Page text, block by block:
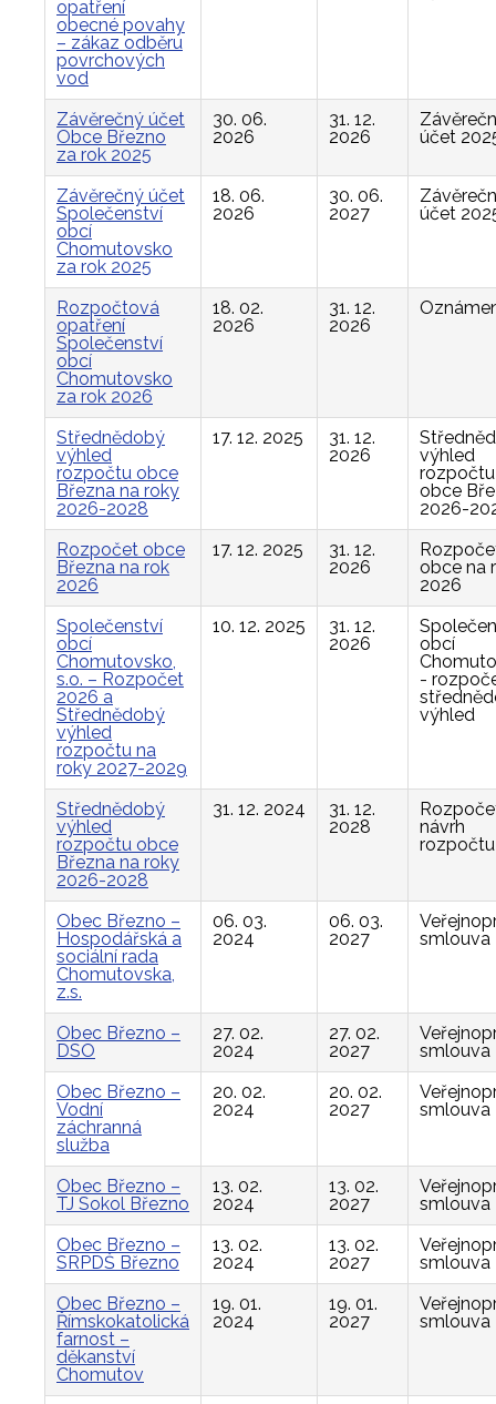
opatření
obecné povahy
– zákaz odběru
povrchových
vod
Závěrečný účet
Obce Březno
za rok 2025
30. 06.
2026
31. 12.
2026
účet
Závěrečný účet
Společenství
obcí
Chomutovsko
za rok 2025
18. 06.
2026
30. 06.
2027
účet
Rozpočtová
opatření
Společenství
obcí
Chomutovsko
za rok 2026
18. 02.
2026
31. 12.
2026
Střednědobý
výhled
rozpočtu obce
Března na roky
2026-2028
17. 12. 2025
31. 12.
2026
výhled
rozpočtu
obce
2026-
Rozpočet obce
Března na rok
2026
17. 12. 2025
31. 12.
2026
obce na
2026
Společenství
obcí
Chomutovsko,
s.o. – Rozpočet
2026 a
Střednědobý
výhled
rozpočtu na
roky 2027-2029
10. 12. 2025
31. 12.
2026
obcí
-
výhled
Střednědobý
výhled
rozpočtu obce
Března na roky
2026-2028
31. 12. 2024
31. 12.
2028
návrh
rozpočtu
Obec Březno –
Hospodářská a
sociální rada
Chomutovska,
z.s.
06. 03.
2024
06. 03.
2027
smlouva
Obec Březno –
DSO
27. 02.
2024
27. 02.
2027
smlouva
Obec Březno –
Vodní
záchranná
služba
20. 02.
2024
20. 02.
2027
smlouva
Obec Březno –
TJ Sokol Březno
13. 02.
2024
13. 02.
2027
smlouva
Obec Březno –
SRPDŠ Březno
13. 02.
2024
13. 02.
2027
smlouva
Obec Březno –
Římskokatolická
farnost –
děkanství
Chomutov
19. 01.
2024
19. 01.
2027
smlouva